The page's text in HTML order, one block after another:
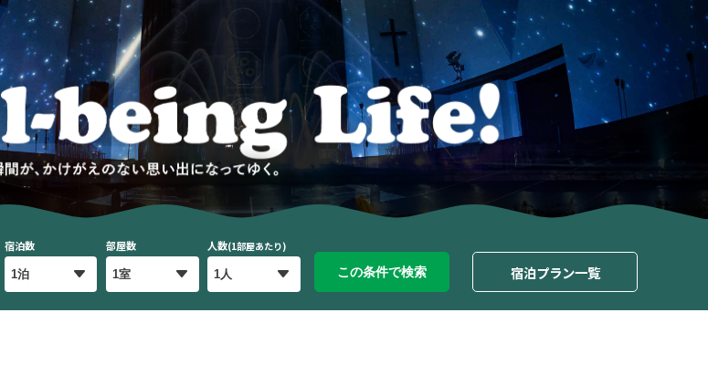
宿泊数 部屋数 人数(1部屋あたり)
宿泊プラン一覧